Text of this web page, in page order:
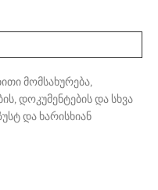
მომსახურება,
დოკუმენტების და სხვა
და ხარისხიან